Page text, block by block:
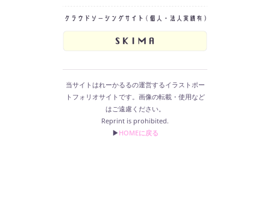
当サイトはれーかるるの運営するイラストポー
トフォリオサイトです。画像の転載・使用など
はご遠慮ください。
Reprint is prohibited.
▶︎HOMEに戻る